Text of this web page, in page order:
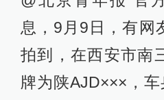
息，9月9日，有网
拍到，在西安市南
牌为陕AJD×××，车